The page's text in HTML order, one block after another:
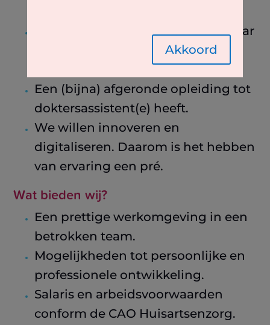
Accuraat en zelfstandig werkt, maar
ook de kracht van teamwerk
Een (bijna) afgeronde opleiding tot
doktersassistent(e) heeft.
We willen innoveren en
digitaliseren. Daarom is het hebben
van ervaring een pré.
Wat bieden wij?
Een prettige werkomgeving in een
betrokken team.
Mogelijkheden tot persoonlijke en
professionele ontwikkeling.
Salaris en arbeidsvoorwaarden
conform de CAO Huisartsenzorg.
Akkoord